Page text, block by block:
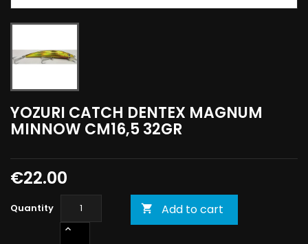
YOZURI CATCH DENTEX MAGNUM
MINNOW CM16,5 32GR
€22.00
Quantity  Add to cart